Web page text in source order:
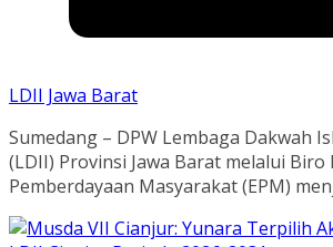
LDII Jawa Barat
Sumedang – DPW Lembaga Dakwah
(LDII) Provinsi Jawa Barat melalui Biro
Pemberdayaan Masyarakat (EPM)